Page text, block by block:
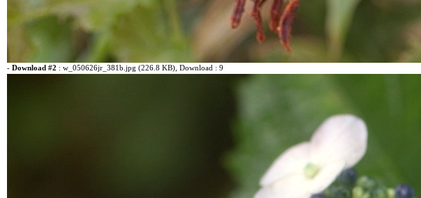
- Download #2 : w_050626jr_381b.jpg (226.8 KB) , Download : 9